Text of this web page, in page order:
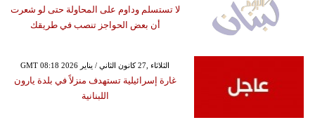
لا تستسلم وداوم على المحاولة حتى لو شعرت
أن بعض الحواجز تنصب في طريقك
GMT 08:18 2026 الثلاثاء ,27 كانون الثاني / يناير
غارة إسرائيلية تستهدف منزلاً في بلدة يارون
اللبنانية